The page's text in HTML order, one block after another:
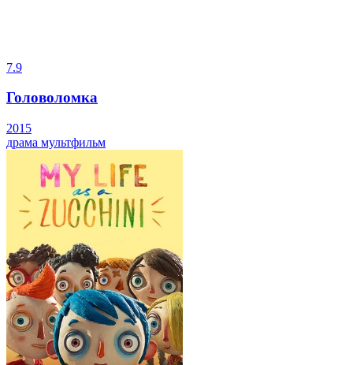
7.9
Головоломка
2015
драма мультфильм